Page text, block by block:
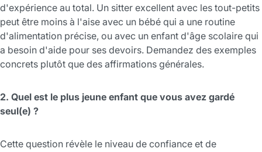
d'expérience au total. Un sitter excellent avec les tout-petits
peut être moins à l'aise avec un bébé qui a une routine
d'alimentation précise, ou avec un enfant d'âge scolaire qui
a besoin d'aide pour ses devoirs. Demandez des exemples
concrets plutôt que des affirmations générales.
2. Quel est le plus jeune enfant que vous avez gardé
seul(e) ?
Cette question révèle le niveau de confiance et de